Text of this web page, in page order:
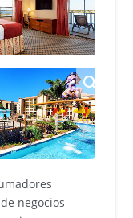
negocios